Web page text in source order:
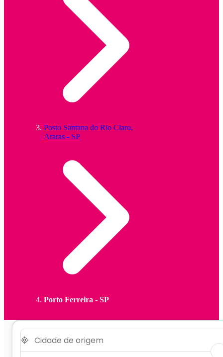
Posto Santana do Rio Claro,
Araras - SP
Porto Ferreira - SP